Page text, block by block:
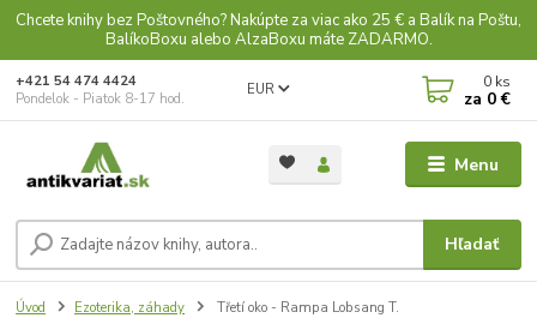
Chcete knihy bez Poštovného? Nakúpte za viac ako 25 € a Balík na Poštu,
BalíkoBoxu alebo AlzaBoxu máte ZADARMO.
Menu
EUR
Hľadať
+421 54 474 4424
Pondelok - Piatok 8-17 hod.
0 ks
za 0 €
Úvod Ezoterika, záhady Třetí oko - Rampa Lobsang T.